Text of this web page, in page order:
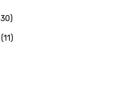
30)
(11 )